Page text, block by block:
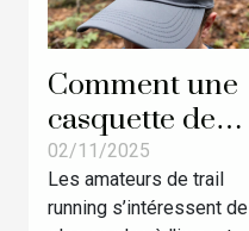
Comment une
casquette de
trail fabriquée
localement
02/11/2025
Les amateurs de trail
running s’intéressent de